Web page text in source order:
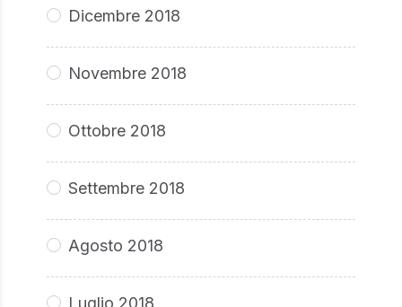
Dicembre 2018
Novembre 2018
Ottobre 2018
Settembre 2018
Agosto 2018
Luglio 2018